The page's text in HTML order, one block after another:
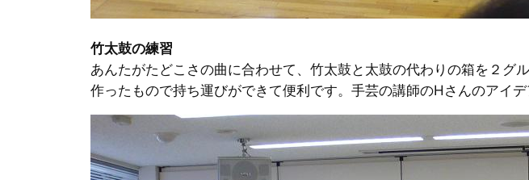
竹太鼓の練習
あんたがたどこさの曲に合わせて、竹太鼓と太鼓の代わりの箱を２グ
作ったもので持ち運びができて便利です。手芸の講師のHさんのアイデ